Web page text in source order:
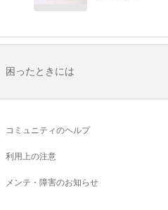
困ったときには
コミュニティのヘルプ
利用上の注意
メンテ・障害のお知らせ